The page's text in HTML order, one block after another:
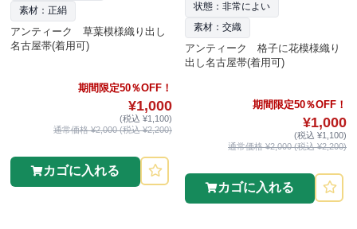
素材：正絹
アンティーク 草葉模様織り出し
名古屋帯(着用可)
期間限定50％OFF！
¥1,000
(税込 ¥1,100)
通常価格 ¥2,000 (税込 ¥2,200)
カゴに入れる
状態：非常によい
素材：交織
アンティーク 格子に花模様織り
出し名古屋帯(着用可)
期間限定50％OFF！
¥1,000
(税込 ¥1,100)
通常価格 ¥2,000 (税込 ¥2,200)
カゴに入れる